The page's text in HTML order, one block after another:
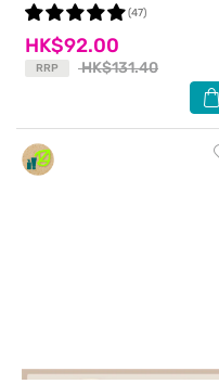
HK$92.00
RRP HK$131.40
(47)